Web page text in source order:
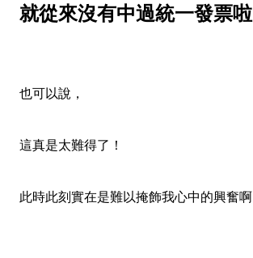
就從來沒有中過統一發票
也可以說，
這真是太難得了！
此時此刻實在是難以掩飾我心中的興奮啊